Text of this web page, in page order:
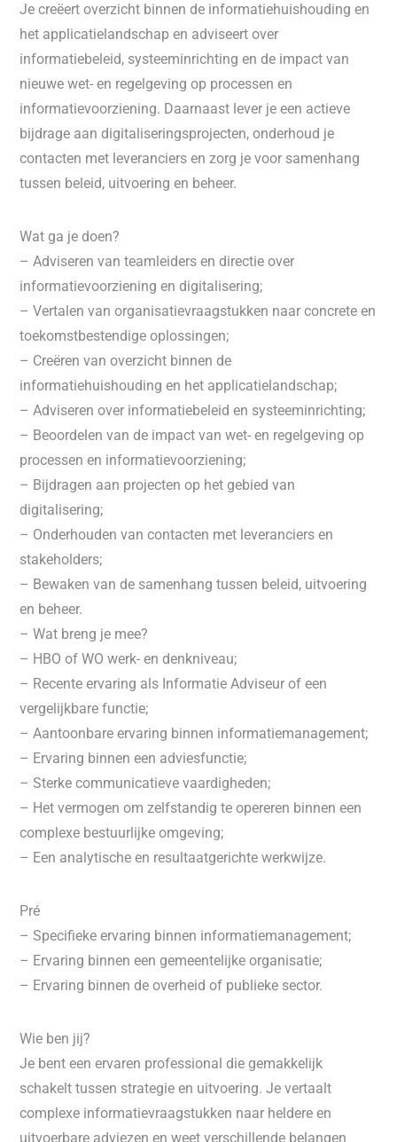
Je creëert overzicht binnen de informatiehuishouding en
het applicatielandschap en adviseert over
informatiebeleid, systeeminrichting en de impact van
nieuwe wet- en regelgeving op processen en
informatievoorziening. Daarnaast lever je een actieve
bijdrage aan digitaliseringsprojecten, onderhoud je
contacten met leveranciers en zorg je voor samenhang
tussen beleid, uitvoering en beheer.
Wat ga je doen?
– Adviseren van teamleiders en directie over
informatievoorziening en digitalisering;
– Vertalen van organisatievraagstukken naar concrete en
toekomstbestendige oplossingen;
– Creëren van overzicht binnen de
informatiehuishouding en het applicatielandschap;
– Adviseren over informatiebeleid en systeeminrichting;
– Beoordelen van de impact van wet- en regelgeving op
processen en informatievoorziening;
– Bijdragen aan projecten op het gebied van
digitalisering;
– Onderhouden van contacten met leveranciers en
stakeholders;
– Bewaken van de samenhang tussen beleid, uitvoering
en beheer.
– Wat breng je mee?
– HBO of WO werk- en denkniveau;
– Recente ervaring als Informatie Adviseur of een
vergelijkbare functie;
– Aantoonbare ervaring binnen informatiemanagement;
– Ervaring binnen een adviesfunctie;
– Sterke communicatieve vaardigheden;
– Het vermogen om zelfstandig te opereren binnen een
complexe bestuurlijke omgeving;
– Een analytische en resultaatgerichte werkwijze.
Pré
– Specifieke ervaring binnen informatiemanagement;
– Ervaring binnen een gemeentelijke organisatie;
– Ervaring binnen de overheid of publieke sector.
Wie ben jij?
Je bent een ervaren professional die gemakkelijk
schakelt tussen strategie en uitvoering. Je vertaalt
complexe informatievraagstukken naar heldere en
uitvoerbare adviezen en weet verschillende belangen